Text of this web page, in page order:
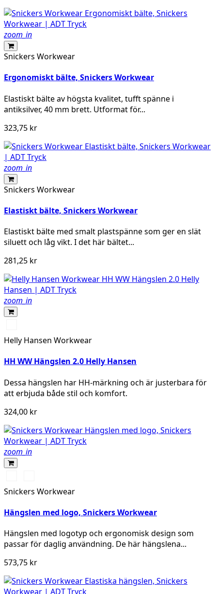
zoom_in
Snickers Workwear
Ergonomiskt bälte, Snickers Workwear
Elastiskt bälte av högsta kvalitet, tufft spänne i
antiksilver, 40 mm brett. Utformat för...
323,75 kr
zoom_in
Snickers Workwear
Elastiskt bälte, Snickers Workwear
Elastiskt bälte med smalt plastspänne som ger en slät
siluett och låg vikt. I det här bältet...
281,25 kr
zoom_in
BLACK
Helly Hansen Workwear
HH WW Hängslen 2.0 Helly Hansen
Dessa hängslen har HH-märkning och är justerbara för
att erbjuda både stil och komfort.
324,00 kr
zoom_in
Snickers Workwear
Hängslen med logo, Snickers Workwear
Hängslen med logotyp och ergonomisk design som
passar för daglig användning. De här hängslena...
573,75 kr